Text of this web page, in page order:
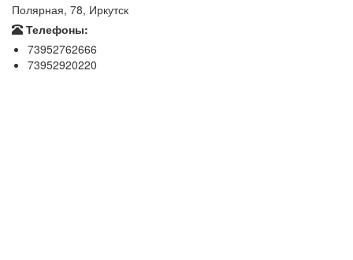
Полярная, 78, Иркутск
Телефоны:
73952762666
73952920220